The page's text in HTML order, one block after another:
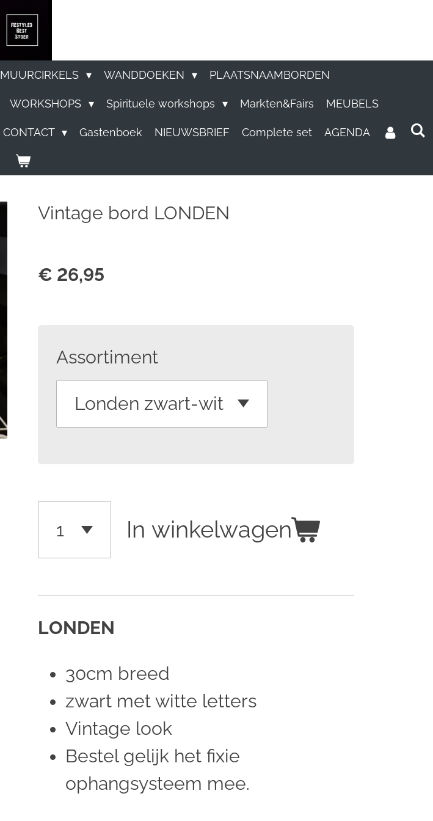
MUURCIRKELS WANDDOEKEN PLAATSNAAMBORDEN
WORKSHOPS Spirituele workshops Markten&Fairs MEUBELS
CONTACT Gastenboek NIEUWSBRIEF Complete set AGENDA
Vintage bord LONDEN
€ 26,95
Assortiment
In winkelwagen
LONDEN
30cm breed
zwart met witte letters
Vintage look
Bestel gelijk het fixie
ophangsysteem mee.